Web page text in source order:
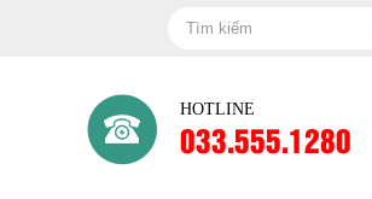
HOTLINE
033.555.1280